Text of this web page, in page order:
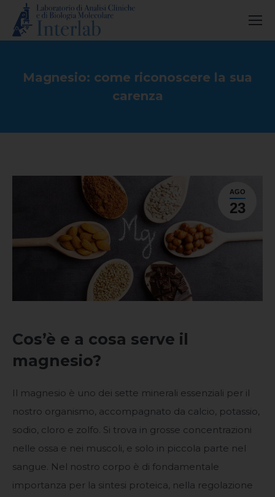
Magnesio: come riconoscere la sua
carenza
AGO
23
Cos’è e a cosa serve il
magnesio?
Il magnesio è uno dei sette minerali essenziali per il
nostro organismo, accompagnato da calcio, potassio,
sodio, cloro e zolfo. Si trova in grosse concentrazioni
nelle ossa e nei muscoli, e solo in piccola parte nel
sangue. Nel nostro corpo è di fondamentale
importanza per la sintesi proteica, nella regolazione